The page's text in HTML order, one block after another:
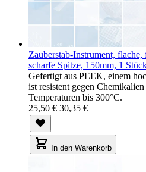
Zauberstab-Instrument,
scharfe Spitze, 150mm, 1
Gefertigt aus PEEK, einem
ist resistent gegen
Temperaturen bis 300°C.
25,50 € 30,35 €
In den Warenkorb